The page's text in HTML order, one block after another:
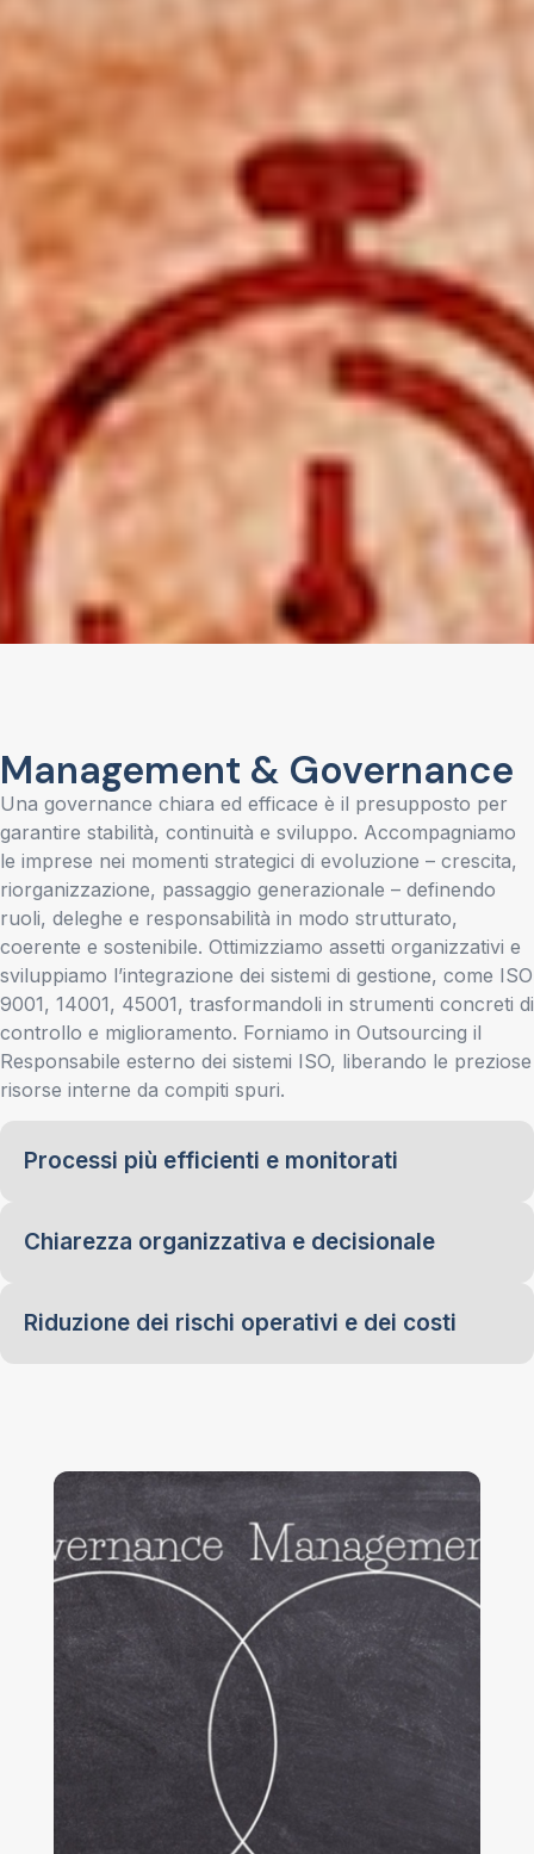
Management & Governance
Una governance chiara ed efficace è il presupposto per
garantire stabilità, continuità e sviluppo. Accompagniamo
le imprese nei momenti strategici di evoluzione – crescita,
riorganizzazione, passaggio generazionale – definendo
ruoli, deleghe e responsabilità in modo strutturato,
coerente e sostenibile. Ottimizziamo assetti organizzativi e
sviluppiamo l’integrazione dei sistemi di gestione, come ISO
9001, 14001, 45001, trasformandoli in strumenti concreti di
controllo e miglioramento. Forniamo in Outsourcing il
Responsabile esterno dei sistemi ISO, liberando le preziose
risorse interne da compiti spuri.
Processi più efficienti e monitorati
Chiarezza organizzativa e decisionale
Riduzione dei rischi operativi e dei costi